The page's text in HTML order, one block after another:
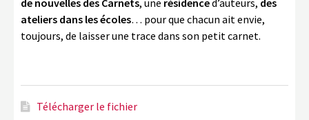
ateliers dans les écoles… pour que chacun ait envie,
toujours, de laisser une trace dans son petit carnet.
Télécharger le fichier